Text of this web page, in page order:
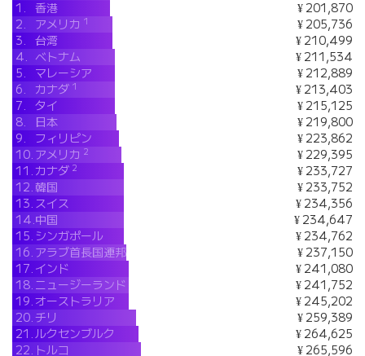
1. 香港
¥ 201,870
2.
アメリカ 1
¥ 205,736
3.
台湾
¥ 210,499
4. ベトナム
¥ 211,534
5.
マレーシア
¥ 212,889
6.
カナダ 1
¥ 213,403
7.
タイ
¥ 215,125
8.
日本
¥ 219,800
9.
フィリピン
¥ 223,862
10. アメリカ 2
¥ 229,395
11.カナダ 2
¥ 233,727
12.韓国
¥ 233,752
13. スイス
¥ 234,356
14.中国
¥ 234,647
15. シンガポール
¥ 234,762
16. アラブ首長国連邦
¥ 237,150
17. インド
¥ 241,080
18. ニュージーランド
¥ 241,752
19.オーストラリア
¥ 245,202
20.チリ
¥ 259,389
21.ルクセンブルク
¥ 264,625
22. トルコ
¥ 265,596